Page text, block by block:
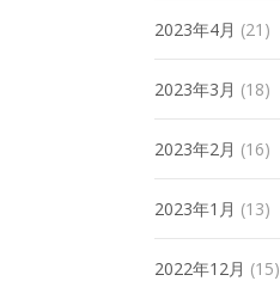
2023年4月 (21)
2023年3月 (18)
2023年2月 (16)
2023年1月 (13)
2022年12月 (15)